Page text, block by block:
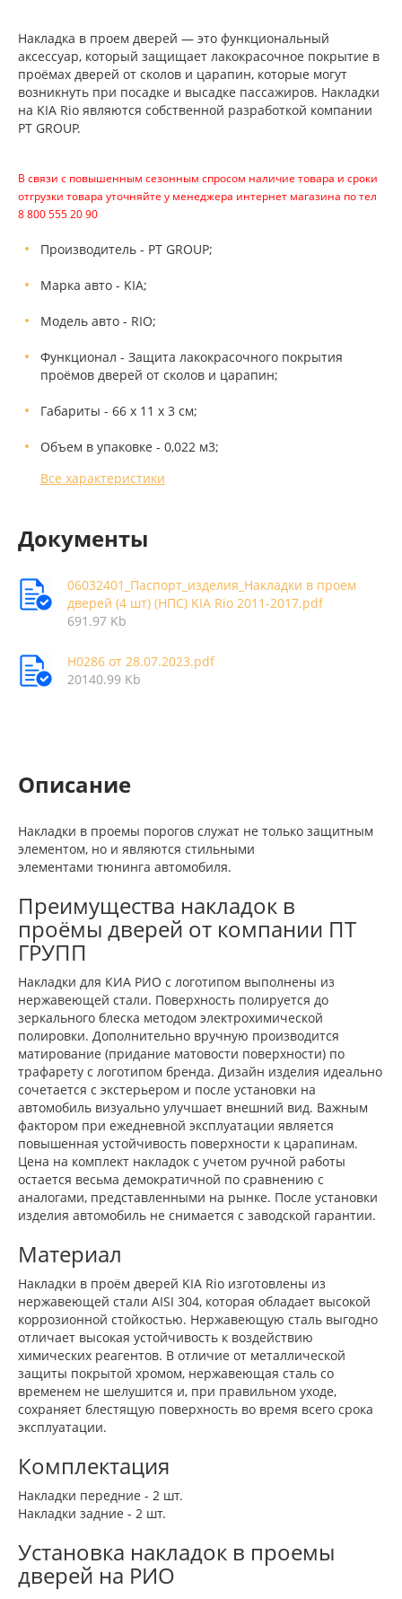
Накладка в проем дверей — это функциональный
аксессуар, который защищает лакокрасочное покрытие в
проёмах дверей от сколов и царапин, которые могут
возникнуть при посадке и высадке пассажиров. Накладки
на KIA Rio являются собственной разработкой компании
PT GROUP.
В связи с повышенным сезонным спросом наличие товара и сроки
отгрузки товара уточняйте у менеджера интернет магазина по тел
8 800 555 20 90
Производитель - PT GROUP;
Марка авто - KIA;
Модель авто - RIO;
Функционал - Защита лакокрасочного покрытия
проёмов дверей от сколов и царапин;
Габариты - 66 х 11 х 3 см;
Объем в упаковке - 0,022 м3;
Все характеристики
Документы
06032401_Паспорт_изделия_Накладки в проем
дверей (4 шт) (НПС) KIA Rio 2011-2017.pdf
691.97 Kb
Н0286 от 28.07.2023.pdf
20140.99 Kb
Описание
Накладки в проемы порогов служат не только защитным
элементом, но и являются стильными
элементами тюнинга автомобиля.
Преимущества накладок в
проёмы дверей от компании ПТ
ГРУПП
Накладки для КИА РИО с логотипом выполнены из
нержавеющей стали. Поверхность полируется до
зеркального блеска методом электрохимической
полировки. Дополнительно вручную производится
матирование (придание матовости поверхности) по
трафарету c логотипом бренда. Дизайн изделия идеально
сочетается с экстерьером и после установки на
автомобиль визуально улучшает внешний вид. Важным
фактором при ежедневной эксплуатации является
повышенная устойчивость поверхности к царапинам.
Цена на комплект накладок с учетом ручной работы
остается весьма демократичной по сравнению с
аналогами, представленными на рынке. После установки
изделия автомобиль не снимается с заводской гарантии.
Материал
Накладки в проём дверей KIA Rio изготовлены из
нержавеющей стали AISI 304, которая обладает высокой
коррозионной стойкостью. Нержавеющую сталь выгодно
отличает высокая устойчивость к воздействию
химических реагентов. В отличие от металлической
защиты покрытой хромом, нержавеющая сталь со
временем не шелушится и, при правильном уходе,
сохраняет блестящую поверхность во время всего срока
эксплуатации.
Комплектация
Накладки передние - 2 шт.
Накладки задние - 2 шт.
Установка накладок в проемы
дверей на РИО